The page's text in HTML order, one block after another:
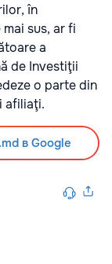
în
sus, ar fi
a
de Investiţii
o parte din
afiliaţi.
в Google